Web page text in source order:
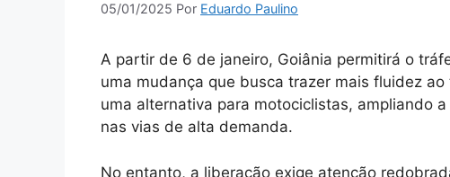
05/01/2025 Por Eduardo Paulino
A partir de 6 de janeiro, Goiânia permitirá o
uma mudança que busca trazer mais fluidez
uma alternativa para motociclistas, ampliando
nas vias de alta demanda.
No entanto, a liberação exige atenção